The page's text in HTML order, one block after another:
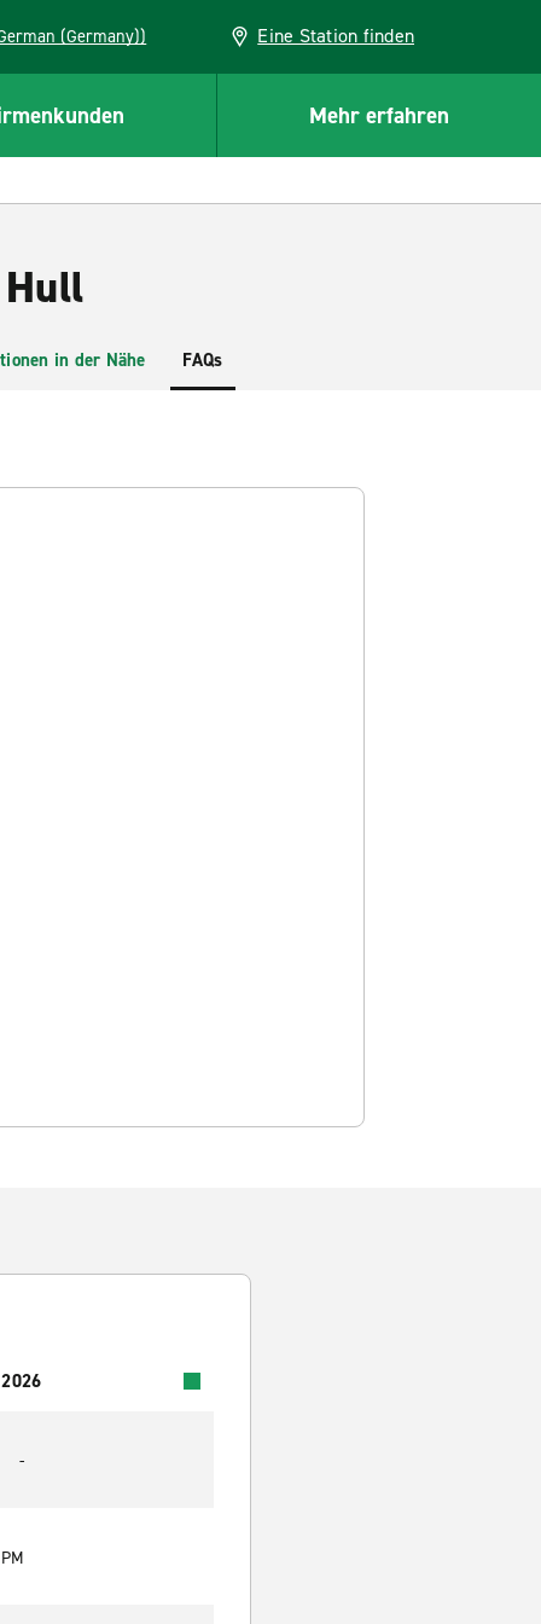
(German (Germany)) Eine Station finden
Mehr erfahren
in der Nähe FAQs
-